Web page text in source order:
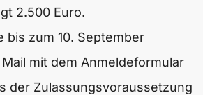
2.500 Euro.
bis zum 10. September
mit dem Anmeldeformular
der Zulassungsvoraussetzung